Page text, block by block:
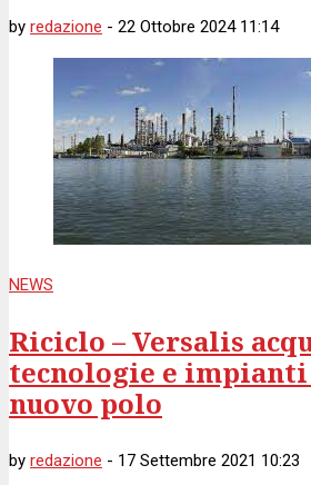
by redazione - 22 Ottobre 2024 11:14
NEWS
Riciclo – Versalis
tecnologie e
nuovo polo
by redazione - 17 Settembre 2021 10:23